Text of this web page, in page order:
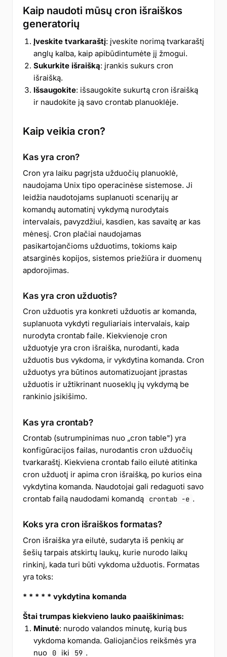
Kaip naudoti mūsų cron išraiškos
generatorių
Įveskite tvarkaraštį: įveskite norimą tvarkaraštį
anglų kalba, kaip apibūdintumėte jį žmogui.
Sukurkite išraišką: įrankis sukurs cron
išraišką.
Išsaugokite: išsaugokite sukurtą cron išraišką
ir naudokite ją savo crontab planuoklėje.
Kaip veikia cron?
Kas yra cron?
Cron yra laiku pagrįsta užduočių planuoklė,
naudojama Unix tipo operacinėse sistemose. Ji
leidžia naudotojams suplanuoti scenarijų ar
komandų automatinį vykdymą nurodytais
intervalais, pavyzdžiui, kasdien, kas savaitę ar kas
mėnesį. Cron plačiai naudojamas
pasikartojančioms užduotims, tokioms kaip
atsarginės kopijos, sistemos priežiūra ir duomenų
apdorojimas.
Kas yra cron užduotis?
Cron užduotis yra konkreti užduotis ar komanda,
suplanuota vykdyti reguliariais intervalais, kaip
nurodyta crontab faile. Kiekvienoje cron
užduotyje yra cron išraiška, nurodanti, kada
užduotis bus vykdoma, ir vykdytina komanda. Cron
užduotys yra būtinos automatizuojant įprastas
užduotis ir užtikrinant nuoseklų jų vykdymą be
rankinio įsikišimo.
Kas yra crontab?
Crontab (sutrumpinimas nuo „cron table") yra
konfigūracijos failas, nurodantis cron užduočių
tvarkaraštį. Kiekviena crontab failo eilutė atitinka
cron užduotį ir apima cron išraišką, po kurios eina
vykdytina komanda. Naudotojai gali redaguoti savo
crontab failą naudodami komandą
crontab -e .
Koks yra cron išraiškos formatas?
Cron išraiška yra eilutė, sudaryta iš penkių ar
šešių tarpais atskirtų laukų, kurie nurodo laikų
rinkinį, kada turi būti vykdoma užduotis. Formatas
yra toks:
* * * * * vykdytina komanda
Štai trumpas kiekvieno lauko paaiškinimas:
Minutė: nurodo valandos minutę, kurią bus
vykdoma komanda. Galiojančios reikšmės yra
nuo
0 iki 59 .